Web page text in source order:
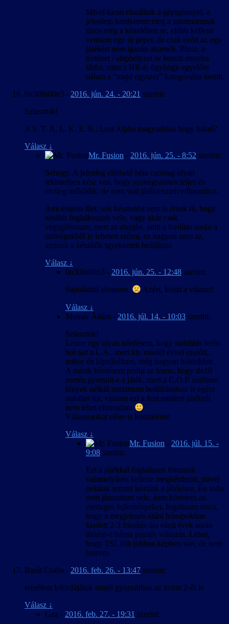
Mivel kicsit elszálltak a gépigénnyel, a
jelenlegi hardverem meg a minimumnak
sincs még a közelében se, előbb kellene
vennem egy új gépet, de csak ezért az egy
játékért nem igazán akarnék. Plusz, a
történet / alaphelyzet se hozott annyira
lázba, mint a HR-é, úgyhogy egyelőre
nálam a “majd egyszer” kategóriába került.
0n30fn00n3 - 2016. jún. 24. - 20:21 szerint:
Sziasztok!
A S. T. A. L. K. E. R.: Lost Alpha magyarítása hogy halad?
Válasz ↓
Mr. Fusion - 2016. jún. 25. - 8:52 szerint:
Sehogy. A jelenleg elérhető béta csomag olyan
tekintetben kész van, hogy szövegszinten teljes és
elvileg működik, de nem volt játéktesztelve/finomítva.
Ami engem illet, sok késztetést nem is érzek rá, hogy
tovább foglalkozzak vele, vagy akár csak
végigjátsszam, mert az alapján, amit a fordítás során a
szövegekből le lehetett szűrni, ez nagyon nem az,
aminek a készítők igyekeztek beállítani.
Válasz ↓
0n30fn00n3 - 2016. jún. 25. - 12:48 szerint:
Sajnálattal olvasom.
Azért, köszi a választ!
Válasz ↓
Molnár Ádám - 2016. júl. 14. - 10:03 szerint:
Sziasztok!
Lenne egy olyan kérdésem, hogy stabilitás terén
hol tart a L.A., mert kb. másfél évvel ezelőtt,
mikor én kipróbáltam, még nagyon haldoklott.
A másik kérdésem pedig az lenne, hogy dx10
esetén gyorsult-e a játék, mert a C.O.P. realtime
fények nélkül maximum beállításokon is egész
stabilan fut, viszont ezt a fent említett játékról
nem lehet elmondani
Válaszotokat előre is köszönöm!
Válasz ↓
Mr. Fusion - 2016. júl. 15. -
9:08 szerint:
Ezt a játékkal foglalkozó fórumok
valamelyikén kellene megkérdezni, mivel
nekünk semmi közünk a játékhoz. Én soha
nem játszottam vele, nem követem az
esetleges fejleményeket, fogalmam sincs,
hogy a megjelenés utáni hónapokban
kiadott 2-3 frissítés óta eltelt évek során
történt-e bármi pozitív változás. Lehet,
hogy TSL16b jobban képben van, de nem
hiszem.
Barát Csaba - 2016. feb. 26. - 13:47 szerint:
remélem lefordítjátok minél gyorsabban az xcom 2-őt is
Válasz ↓
Gza - 2016. feb. 27. - 19:31 szerint: